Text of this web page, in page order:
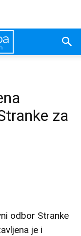
za
odbor Stranke
je i